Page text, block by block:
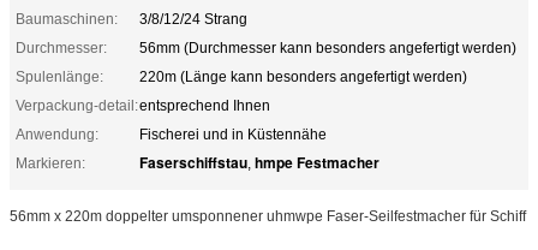
Baumaschinen:
3/8/12/24 Strang
Durchmesser:
56mm (Durchmesser kann besonders angefertigt werden)
Spulenlänge:
220m (Länge kann besonders angefertigt werden)
Verpackung-detail:entsprechend Ihnen
Anwendung:
Fischerei und in Küstennähe
Markieren:
Faserschiffstau, hmpe Festmacher
56mm x 220m doppelter umsponnener uhmwpe Faser-Seilfestmacher für Schiff